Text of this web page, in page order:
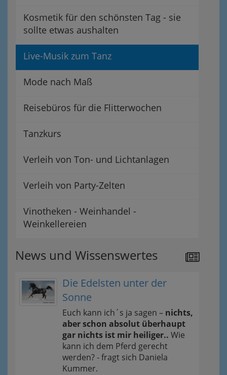
Kosmetik für den schönsten Tag - sie
sollte etwas aushalten
Live-Musik zum Tanz
Mode nach Maß
Reisebüros für die Flitterwochen
Tanzkurs
Verleih von Ton- und Lichtanlagen
Verleih von Party-Zelten
Vinotheken - Weinhandel -
Weinkellereien
News und Wissenswertes
Die Edelsten unter der
Sonne
Euch kann ich´s ja sagen – nichts,
aber schon absolut überhaupt
gar nichts ist mir heiliger.. Wie
kann ich dem Pferd gerecht
werden? - fragt sich Daniela
Kummer.